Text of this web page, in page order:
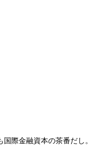
際金融資本の茶番だし。